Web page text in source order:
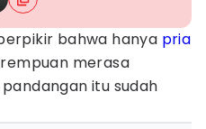
bahwa hanya pria
merasa
itu sudah